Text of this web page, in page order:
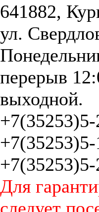
641882,
ул.
перерыв
выходной.
Для